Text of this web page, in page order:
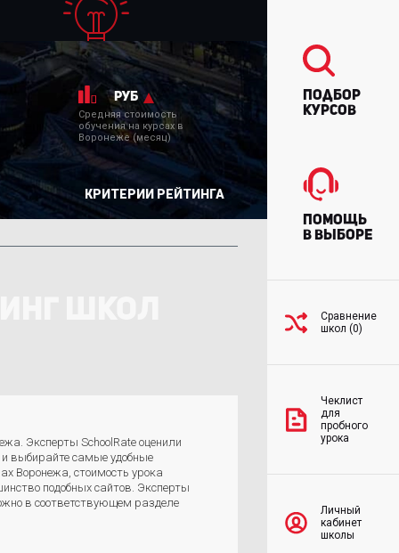
руб
Средняя стоимость
обучения на курсах в
Воронеже (месяц)
КРИТЕРИИ РЕЙТИНГА
Эксперты SchoolRate оценили
и выбирайте самые удобные
Воронежа, стоимость урока
подобных сайтов. Эксперты
в соответствующем разделе
Подбор
курсов
Помощь
в выборе
Сравнение
школ (0)
Чеклист
для
пробного
урока
Личный
кабинет
школы